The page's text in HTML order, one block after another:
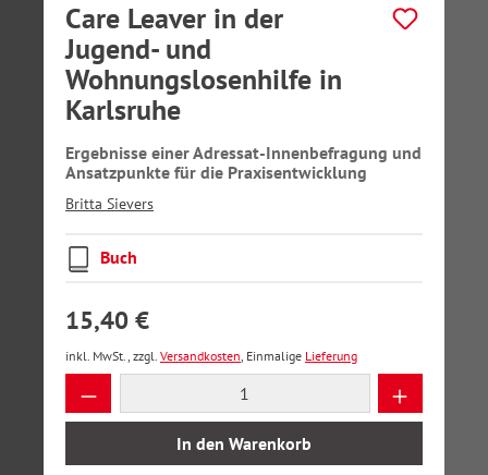
Care Leaver in der
Jugend- und
Wohnungslosenhilfe in
Karlsruhe
Ergebnisse einer Adressat-Innenbefragung und
Ansatzpunkte für die Praxisentwicklung
Britta Sievers
Buch
15,40 €
inkl. MwSt., zzgl. Versandkosten, Einmalige Lieferung
Produkt Anzahl: Gib den gewünschten
In den Warenkorb